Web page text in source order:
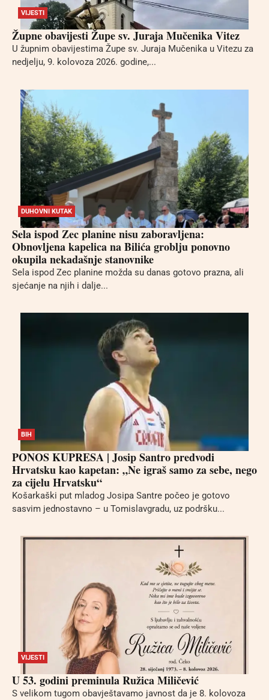
VIJESTI
Župne obavijesti Župe sv. Juraja Mučenika Vitez
U župnim obavijestima Župe sv. Juraja Mučenika u Vitezu za
nedjelju, 9. kolovoza 2026. godine,...
DUHOVNI KUTAK
Sela ispod Zec planine nisu zaboravljena:
Obnovljena kapelica na Bilića groblju ponovno
okupila nekadašnje stanovnike
Sela ispod Zec planine možda su danas gotovo prazna, ali
sjećanje na njih i dalje...
BIH
PONOS KUPRESA | Josip Santro predvodi
Hrvatsku kao kapetan: „Ne igraš samo za sebe, nego
za cijelu Hrvatsku“
Košarkaški put mladog Josipa Santre počeo je gotovo
sasvim jednostavno – u Tomislavgradu, uz podršku...
VIJESTI
U 53. godini preminula Ružica Miličević
S velikom tugom obavještavamo javnost da je 8. kolovoza